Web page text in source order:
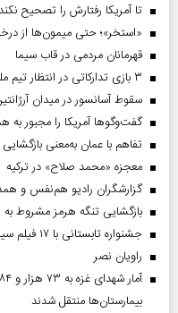
تا آمریکا رفتارش را تصحیح
«استخر»‌‌؛ حتی میمون‌ها از
قهرمانان مردمی در قاب سیما
۳ بازی تدارکاتی در انتظار تیم ملی ایران در فیفادی مهر
سقوط آسانسور در میدان آرژانتین ۹ مصدوم برجا
گفت‌وگوها آمریکا را مجبور به
تفاهم با عمان به‌معنی
معجزه «محمد صلاح» در ترکیه
گزارشگران رادیو هم‌نفس و
بازگشایی تنگه هرمز مشروط
جشنواره تابستانی با ۱۷ فیلم سینمایی و انیمیشن روی آنتن تلویزیون
راویان نصر
بیمارستان‌ها منتقل شدند